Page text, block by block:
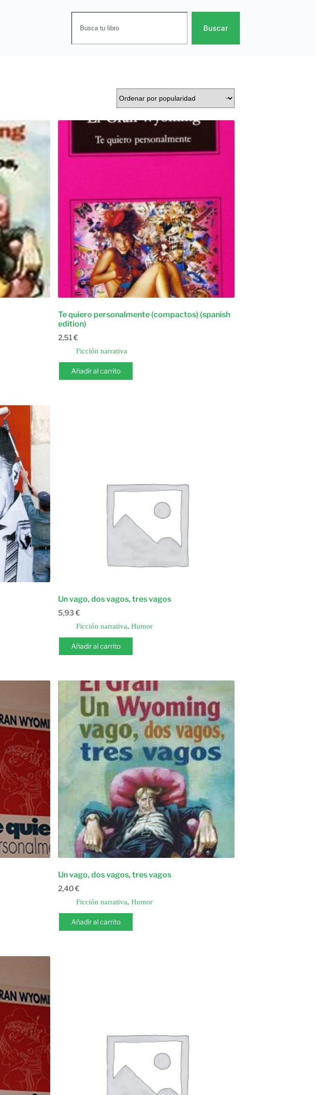
Buscar
Te quiero personalmente (compactos) (spanish
edition)
2,51€
Ficción narrativa
Añadir al carrito
Un vago, dos vagos, tres vagos
5,93 €
Ficción narrativa, Humor
Añadir al carrito
Un vago, dos vagos, tres vagos
2,40€
Ficción narrativa, Humor
Añadir al carrito